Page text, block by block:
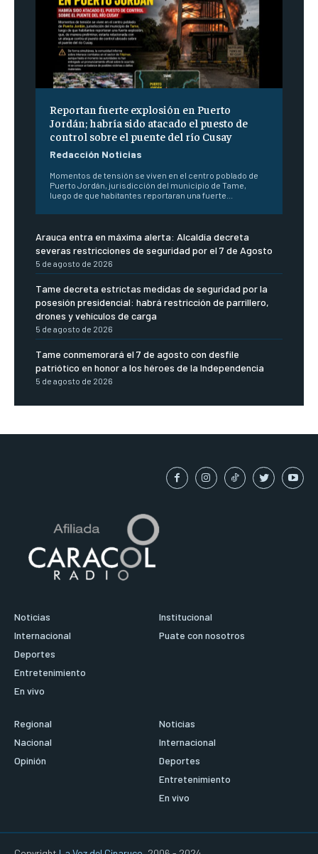
Reportan fuerte explosión en Puerto
Jordán; habría sido atacado el puesto de
control sobre el puente del río Cusay
Redacción Noticias
Momentos de tensión se viven en el centro poblado de
Puerto Jordán, jurisdicción del municipio de Tame,
luego de que habitantes reportaran una fuerte...
Arauca entra en máxima alerta: Alcaldía decreta
severas restricciones de seguridad por el 7 de Agosto
5 de agosto de 2026
Tame decreta estrictas medidas de seguridad por la
posesión presidencial: habrá restricción de parrillero,
drones y vehículos de carga
5 de agosto de 2026
Tame conmemorará el 7 de agosto con desfile
patriótico en honor a los héroes de la Independencia
5 de agosto de 2026
Noticias
Internacional
Deportes
Entretenimiento
En vivo
Institucional
Puate con nosotros
Regional
Nacional
Opinión
Noticias
Internacional
Deportes
Entretenimiento
En vivo